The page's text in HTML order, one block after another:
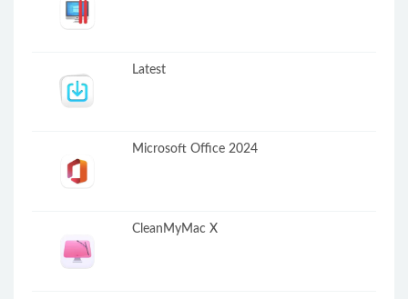
Latest
Microsoft Office 2024
CleanMyMac X